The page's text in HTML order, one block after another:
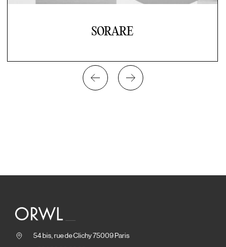
SORARE
54 bis, rue de Clichy 75009 Paris